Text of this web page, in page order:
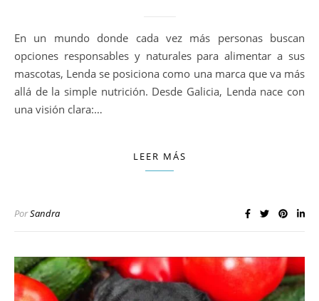
En un mundo donde cada vez más personas buscan
opciones responsables y naturales para alimentar a sus
mascotas, Lenda se posiciona como una marca que va más
allá de la simple nutrición. Desde Galicia, Lenda nace con
una visión clara:…
LEER MÁS
PorSandra